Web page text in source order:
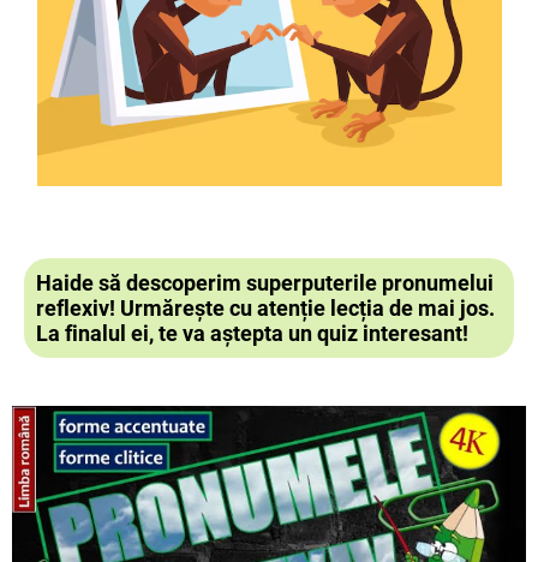
Haide să descoperim superputerile pronumelui
reflexiv! Urmărește cu atenție lecția de mai jos.
La finalul ei, te va aștepta un quiz interesant!